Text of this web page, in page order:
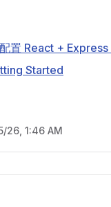
置 React +
Started
26, 1:46 AM